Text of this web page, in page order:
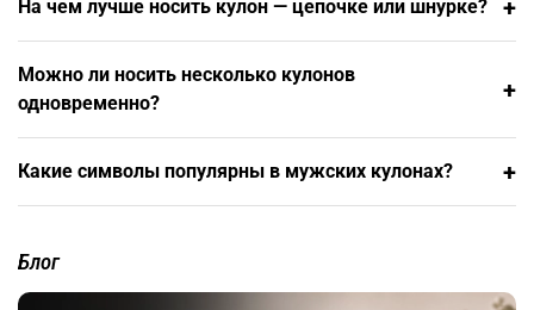
— кулон располагается в районе груди. Короткие 45 см — у
надежность при активном образе жизни.
На чем лучше носить кулон — цепочке или шнурке? +
Можно ли носить несколько кулонов
одновременно?
+
Какие символы популярны в мужских кулонах? +
Блог